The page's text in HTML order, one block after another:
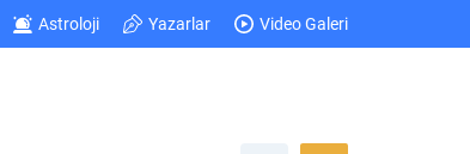
Astroloji Yazarlar Video Galeri